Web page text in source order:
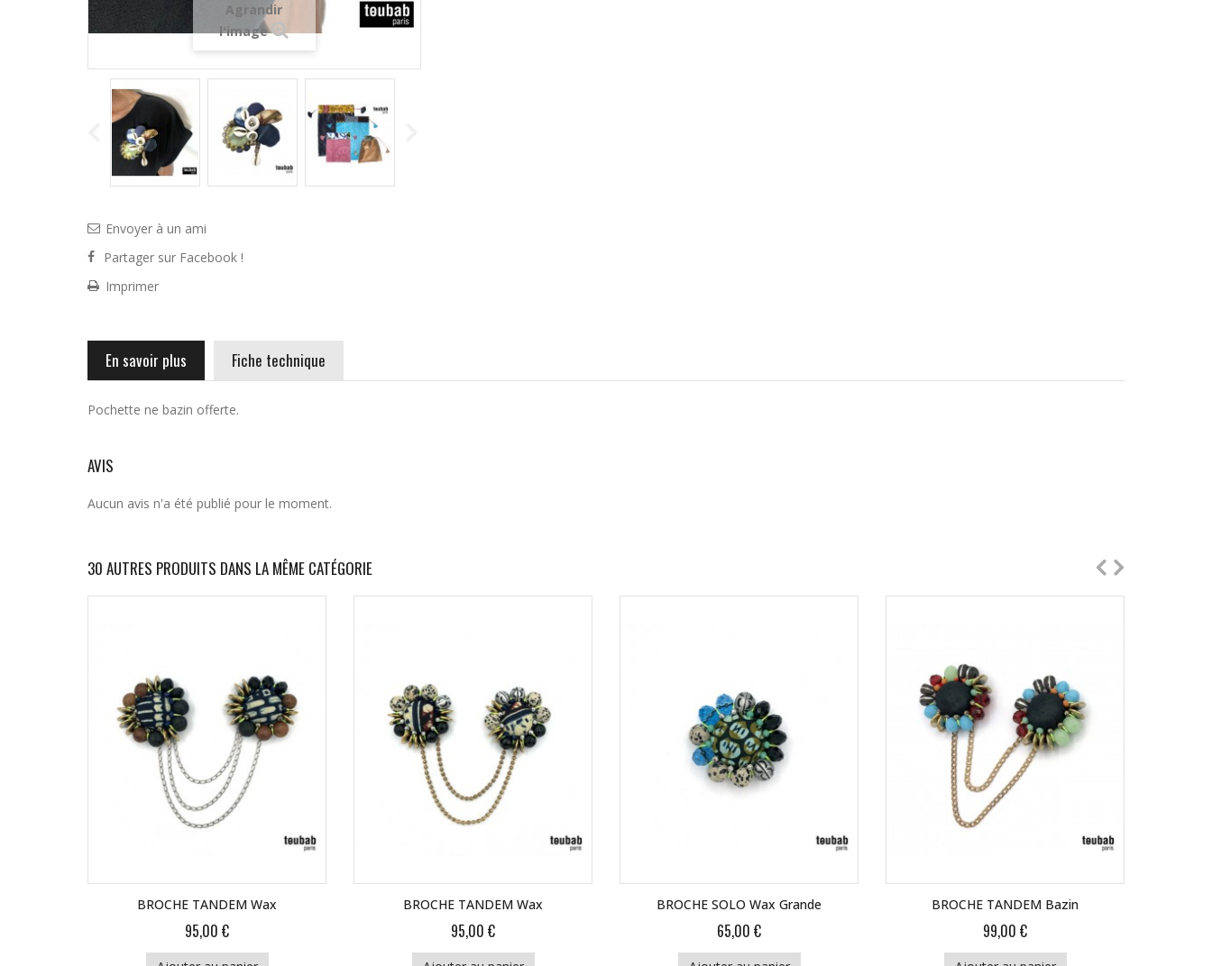
Agrandir
l'image
Envoyer à un ami
Partager sur Facebook !
Imprimer
En savoir plus Fiche technique
Pochette ne bazin offerte.
AVIS
Aucun avis n'a été publié pour le moment.
30 AUTRES PRODUITS DANS LA MÊME CATÉGORIE
BROCHE TANDEM Wax
95,00 €
BROCHE TANDEM Wax
95,00 €
BROCHE SOLO Wax Grande
65,00 €
BROCHE TANDEM Bazin
99,00 €